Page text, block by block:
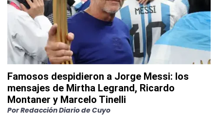
Famosos despidieron a Jorge Messi: los
mensajes de Mirtha Legrand, Ricardo
Montaner y Marcelo Tinelli
PorRedacción Diario de Cuyo